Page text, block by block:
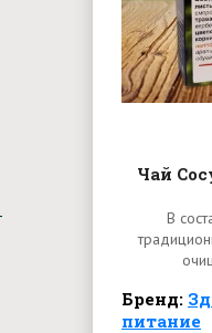
Чай
В
Бренд:
питание